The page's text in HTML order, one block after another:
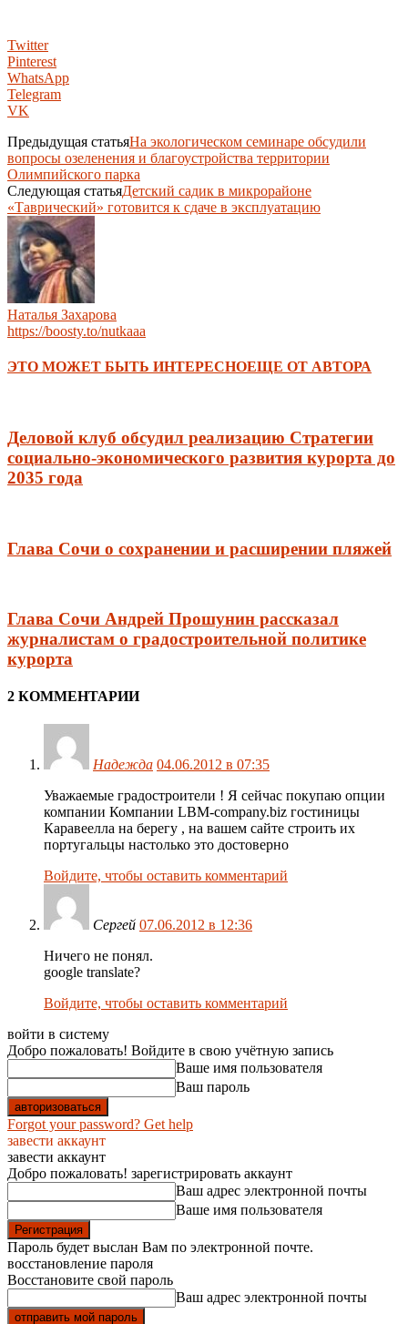
Twitter
Pinterest
WhatsApp
Telegram
VK
Предыдущая статьяНа экологическом семинаре обсудили
вопросы озеленения и благоустройства территории
Олимпийского парка
Следующая статьяДетский садик в микрорайоне
«Таврический» готовится к сдаче в эксплуатацию
Наталья Захарова
https://boosty.to/nutkaaa
ЭТО МОЖЕТ БЫТЬ ИНТЕРЕСНОЕЩЕ ОТ АВТОРА
Деловой клуб обсудил реализацию Стратегии
социально-экономического развития курорта до
2035 года
Глава Сочи о сохранении и расширении пляжей
Глава Сочи Андрей Прошунин рассказал
журналистам о градостроительной политике
курорта
2 КОММЕНТАРИИ
Надежда 04.06.2012 в 07:35
Уважаемые градостроители ! Я сейчас покупаю опции
компании Компании LBM-company.biz гостиницы
Каравеелла на берегу , на вашем сайте строить их
португальцы настолько это достоверно
Войдите, чтобы оставить комментарий
Сергей 07.06.2012 в 12:36
Ничего не понял.
google translate?
Войдите, чтобы оставить комментарий
войти в систему
Добро пожаловать! Войдите в свою учётную запись
Ваше имя пользователя
Ваш пароль
Forgot your password? Get help
завести аккаунт
завести аккаунт
Добро пожаловать! зарегистрировать аккаунт
Ваш адрес электронной почты
Ваше имя пользователя
Пароль будет выслан Вам по электронной почте.
восстановление пароля
Восстановите свой пароль
Ваш адрес электронной почты